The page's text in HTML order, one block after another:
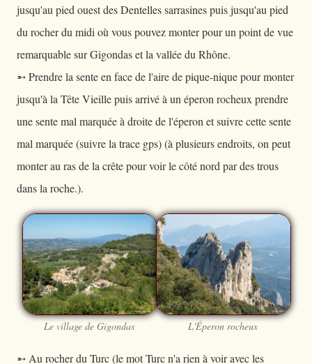
jusqu'au pied ouest des Dentelles sarrasines puis jusqu'au pied
du rocher du midi où vous pouvez monter pour un point de vue
remarquable sur Gigondas et la vallée du Rhône.
➵ Prendre la sente en face de l'aire de pique-nique pour monter
jusqu'à la Tête Vieille puis arrivé à un éperon rocheux prendre
une sente mal marquée à droite de l'éperon et suivre cette sente
mal marquée (suivre la trace gps) (à plusieurs endroits, on peut
monter au ras de la crête pour voir le côté nord par des trous
dans la roche.).
Le village de Gigondas L'Éperon rocheux
➵ Au rocher du Turc (le mot Turc n'a rien à voir avec les